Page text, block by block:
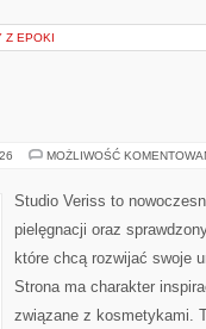
Z EPOKI
MOŻLIWOŚĆ
Studio Veriss to
pielęgnacji oraz
które chcą rozwijać swoje
Strona ma charakter
związane z kosmetykami.